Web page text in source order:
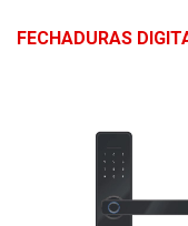
FECHADURAS